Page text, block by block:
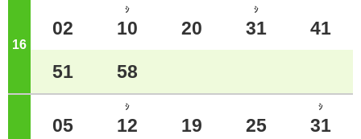
16
02
ｼ
10 20
ｼ
31 41
51 58
05
ｼ
12 19 25
ｼ
31